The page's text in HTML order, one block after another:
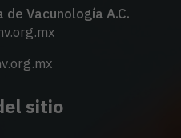
Vacunología A.C.
sitio